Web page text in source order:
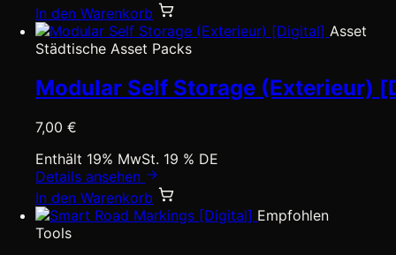
In den Warenkorb
Asset
Städtische Asset Packs
Modular Self Storage (Exterieur)
7,00 €
Enthält 19% MwSt. 19 % DE
Details ansehen
In den Warenkorb
Empfohlen
Tools